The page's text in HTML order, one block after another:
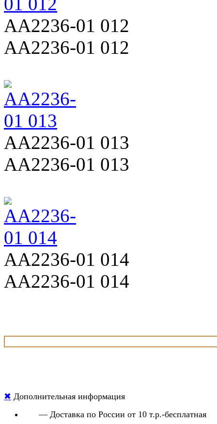
AA2236-01 012
AA2236-01 012
AA2236-01 013
AA2236-01 013
AA2236-01 014
AA2236-01 014
✖ Дополнительная информация
— Доставка по России от 10 т.р.-бесплатная